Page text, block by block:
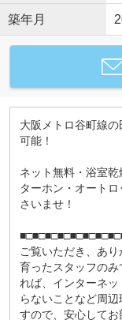
築年月
大阪メトロ谷町線
可能！
ネット無料・浴室
ターホン・オート
さいませ！
ご覧いただき、あ
育ったスタッフの
れば、インターネ
らないことなど周
すので、安心してお